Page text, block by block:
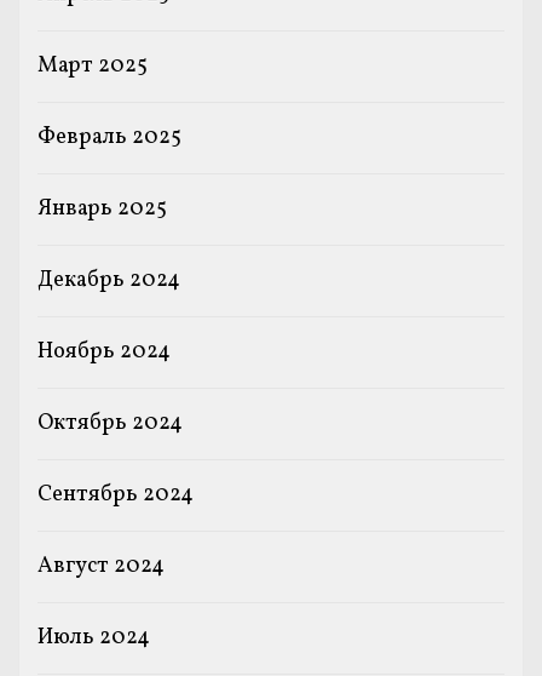
Март 2025
Февраль 2025
Январь 2025
Декабрь 2024
Ноябрь 2024
Октябрь 2024
Сентябрь 2024
Август 2024
Июль 2024